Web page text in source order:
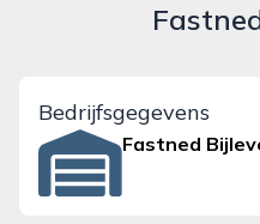
Bedrijfsgegevens
Fastned